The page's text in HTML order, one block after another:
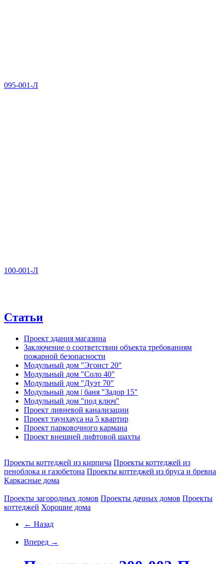
095-001-Л
100-001-Л
Статьи
Проект здания магазина
Заключение о соответствии объекта требованиям
пожарной безопасности
Модульный дом "Эгоист 20"
Модульный дом "Соло 40"
Модульный дом "Дуэт 70"
Модульный дом | баня "Задор 15"
Модульный дом "под ключ"
Проект ливневой канализации
Проект таунхауса на 5 квартир
Проект парковочного кармана
Проект внешней лифтовой шахты
Проекты коттеджей из кирпича Проекты коттеджей из
пеноблока и газобетона Проекты коттеджей из бруса и бревна
Каркасные дома
Проекты загородных домов Проекты дачных домов Проекты
коттеджей Хорошие дома
← Назад
Вперед →